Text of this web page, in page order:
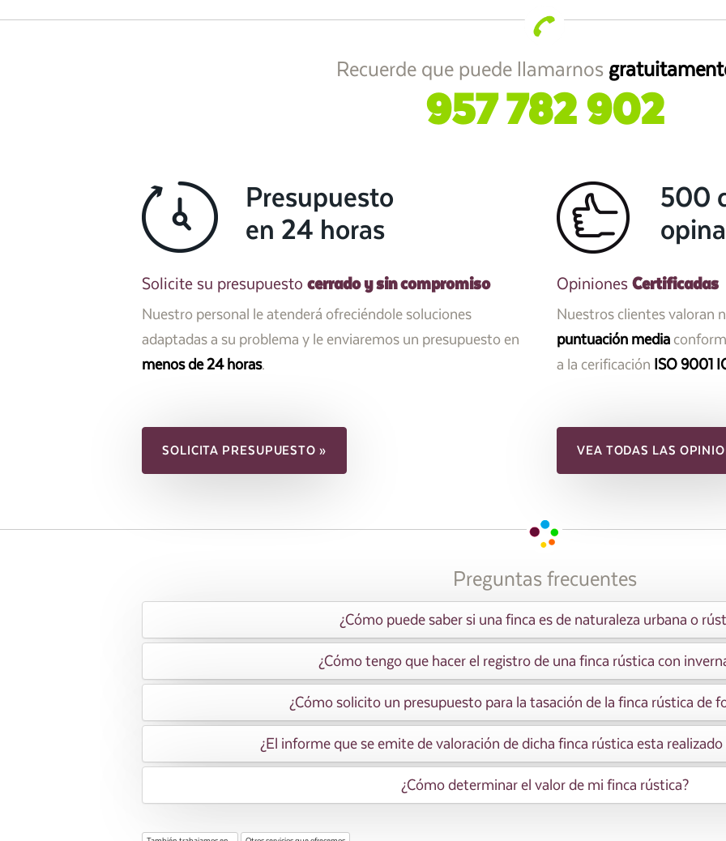
Recuerde que puede llamarnos
957 782 902
Presupuesto
en 24 horas
Solicite su presupuesto cerrado y sin compromiso
Nuestro personal le atenderá ofreciéndole soluciones
adaptadas a su problema y le enviaremos un presupuesto en
menos de 24 horas.
SOLICITA PRESUPUESTO »
500
Opiniones Certificadas
Nuestros clientes valoran
puntuación media
a la cerificación ISO 9001
VEA TODAS LAS
Preguntas frecuentes
¿Cómo puede saber si una finca es de naturaleza urbana o
¿Cómo tengo que hacer el registro de una finca rústica con
¿Cómo solicito un presupuesto para la tasación de la finca rústica de
¿El informe que se emite de valoración de dicha finca rústica esta
¿Cómo determinar el valor de mi finca rústica?